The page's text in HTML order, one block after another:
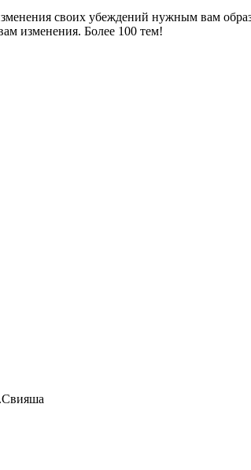
своих убеждений нужным вам
изменения. Более 100 тем!